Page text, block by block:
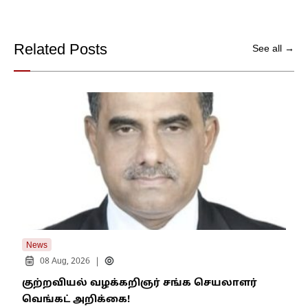
Related Posts See all →
News
08 Aug, 2026
குற்றவியல் வழக்கறிஞர் சங்க செயலாளர்
வெங்கட் அறிக்கை!